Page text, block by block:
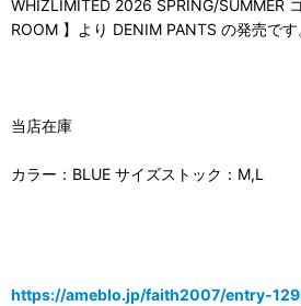
WHIZLIMITED 2026 SPRING/SUMMER
ROOM 】より DENIM PANTS の発売です
当店在庫
カラー：BLUE サイズストック：M,L
https://ameblo.jp/faith2007/entry-